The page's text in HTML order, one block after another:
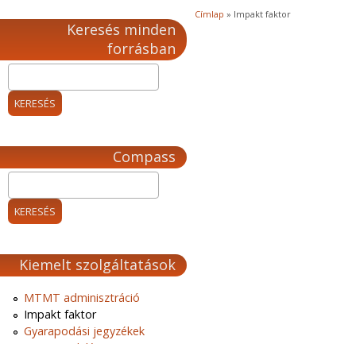
Keresés minden
forrásban
Compass
Kiemelt szolgáltatások
MTMT adminisztráció
Impakt faktor
Gyarapodási jegyzékek
Jelenlegi hely
Címlap » Impakt faktor